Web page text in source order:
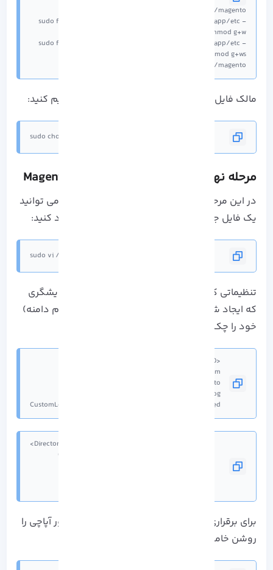
sudo find var generated vendor pub/static pub/media app/etc -
sudo find var generated vendor pub/static pub/media app/etc -
sudo chmod u+x bin/magento
مالک فایل ها را بر طبق دستورات کاربر آپاچی تنظیم کنید:
sudo chown -R apache:apache /var/www/magento
مرحله نهم: ایجاد Apache Vhost برای Magento
در این مرحله از نصب Magento، با اجرا دستور زیر می توانید
یک فایل جدید از Virtual Host برای Magento ایجاد کنید:
sudo vi /etc/httpd/conf.d/magento.conf
تنظیماتی که در ادامه مشاهده می کنید را در ویرایشگری
که ایجاد شده است وارد کرده و example.com (نام دامنه)
خود را چک کنید:
CustomLog /var/log/httpd/magento_access.log combined
Options FollowSymLinks
برای برقراری تنظیماتی که انجام داده ایم وب سرور آپاچی را
روشن خاموش کنید: